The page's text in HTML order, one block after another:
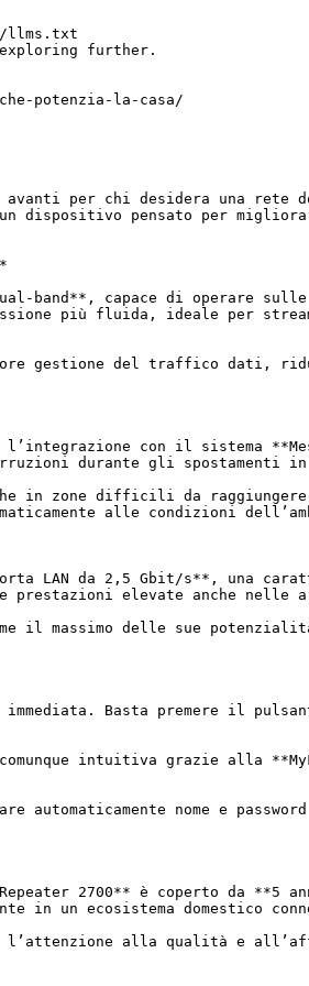
llms.txt
further.
potenzia-la-casa/
avanti per chi desidera una
dispositivo pensato per
band**, capace di operare sulle
più fluida, ideale per
gestione del traffico dati,
l’integrazione con il sistema
durante gli spostamenti in
in zone difficili da
alle condizioni
da 2,5 Gbit/s**, una
prestazioni elevate anche
massimo delle sue
immediata. Basta premere il
intuitiva grazie alla
automaticamente nome e
2700** è coperto da
in un ecosistema domestico
l’attenzione alla qualità e